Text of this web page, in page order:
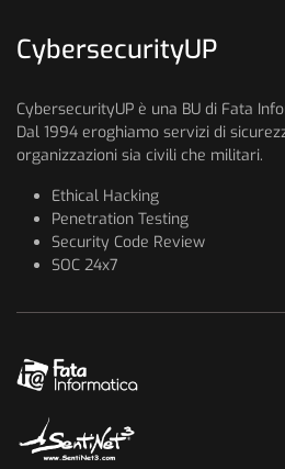
CybersecurityUP
CybersecurityUP è una BU di Fata
Dal 1994 eroghiamo servizi di
organizzazioni sia civili che militari.
Ethical Hacking
Penetration Testing
Security Code Review
SOC 24x7